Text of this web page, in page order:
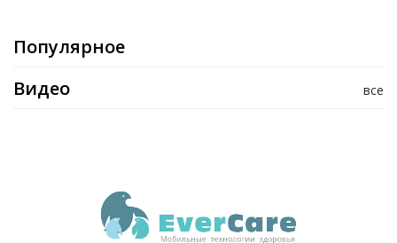
Популярное
все
Видео